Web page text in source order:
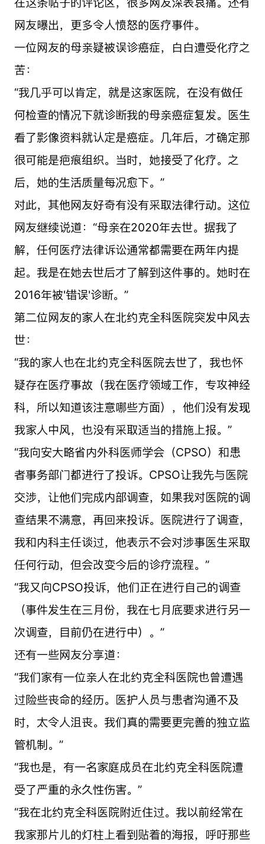
网友曝出，更多令人愤怒的医疗事件。
一位网友的母亲疑被误诊癌症，白白遭受化疗之
苦：
“我几乎可以肯定，就是这家医院，在没有做任
何检查的情况下就诊断我的母亲癌症复发。医生
看了影像资料就认定是癌症。几年后，才确定那
很可能是疤痕组织。当时，她接受了化疗。之
后，她的生活质量每况愈下。”
对此，其他网友好奇有没有采取法律行动。这位
网友继续说道：“母亲在2020年去世。据我了
解，任何医疗法律诉讼通常都需要在两年内提
起。我是在她去世后才了解到这件事的。她时在
2016年被'错误'诊断。”
第二位网友的家人在北约克全科医院突发中风去
世：
“我的家人也在北约克全科医院去世了，我也怀
疑存在医疗事故（我在医疗领域工作，专攻神经
科，所以知道该注意哪些方面），他们没有发现
我家人中风，也没有采取适当的措施上报。 ”
“我向安大略省内外科医师学会（CPSO）和患
者事务部门都进行了投诉。CPSO让我先与医院
交涉，让他们完成内部调查，如果我对医院的调
查结果不满意，再回来投诉。医院进行了调查，
我和内科主任谈过，他表示不会对涉事医生采取
任何行动，但会改变今后的诊疗流程。 ”
“我又向CPSO投诉，他们正在进行自己的调查
（事件发生在三月份，我在七月底要求进行另一
次调查，目前仍在进行中）。 ”
还有一些网友分享道：
“我们家有一位亲人在北约克全科医院也曾遭遇
过险些丧命的经历。医护人员与患者沟通不及
时，太令人沮丧。我们真的需要更完善的独立监
管机制。 ”
“我也是，有一名家庭成员在北约克全科医院遭
受了严重的永久性伤害。”
“我在北约克全科医院附近住过。我以前经常在
我家那片儿的灯柱上看到贴着的海报，呼吁那些